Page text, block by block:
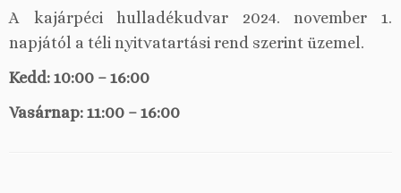
A kajárpéci hulladékudvar 2024. november 1.
napjától a téli nyitvatartási rend szerint üzemel.
Kedd: 10:00 – 16:00
Vasárnap: 11:00 – 16:00